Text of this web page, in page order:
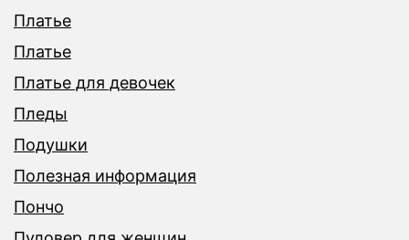
Платье
Платье
Платье для девочек
Пледы
Подушки
Полезная информация
Пончо